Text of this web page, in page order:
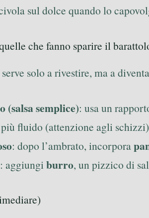
sul dolce quando lo
che fanno sparire il
solo a rivestire, ma a
(salsa semplice): usa un
fluido (attenzione agli
: dopo l’ambrato, incorpora
: aggiungi burro, un pizzico di